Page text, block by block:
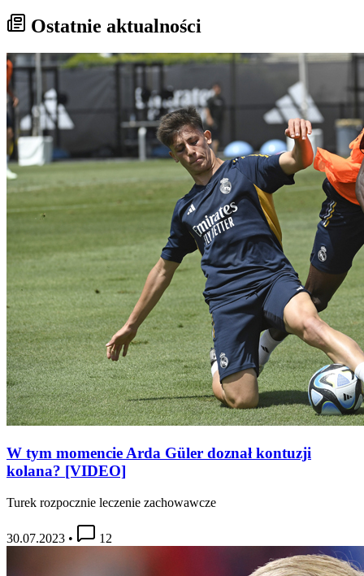
Ostatnie aktualności
W tym momencie Arda Güler doznał kontuzji
kolana? [VIDEO]
Turek rozpocznie leczenie zachowawcze
30.07.2023 • 12